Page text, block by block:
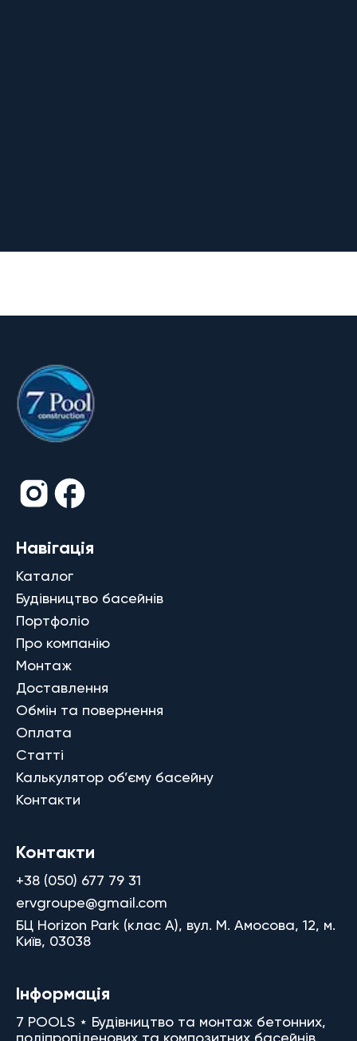
Навігація
Каталог
Будівництво басейнів
Портфоліо
Про компанію
Монтаж
Доставлення
Обмін та повернення
Оплата
Статті
Калькулятор об’єму басейну
Контакти
Контакти
+38 (050) 677 79 31
ervgroupe@gmail.com
БЦ Horizon Park (клас A), вул. М. Амосова, 12, м.
Київ, 03038
Інформація
7 POOLS ⋆ Будівництво та монтаж бетонних,
поліпропіленових та композитних басейнів.